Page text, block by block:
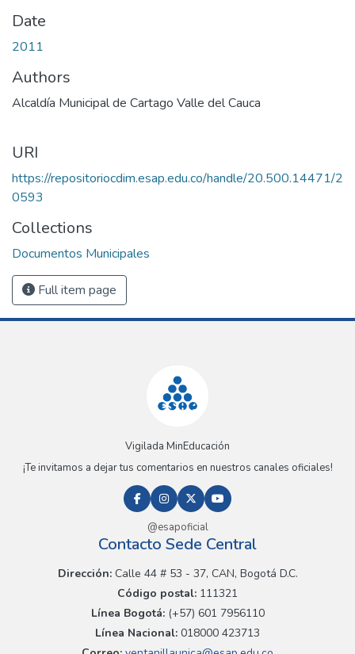
Date
2011
Authors
Alcaldía Municipal de Cartago Valle del Cauca
URI
https://repositoriocdim.esap.edu.co/handle/20.500.14471/2
0593
Collections
Documentos Municipales
Full item page
Vigilada MinEducación
¡Te invitamos a dejar tus comentarios en nuestros canales oficiales!
@esapoficial
Contacto Sede Central
Dirección:Calle 44 # 53 - 37, CAN, Bogotá D.C.
Código postal: 111321
Línea Bogotá:(+57) 601 7956110
Línea Nacional: 018000 423713